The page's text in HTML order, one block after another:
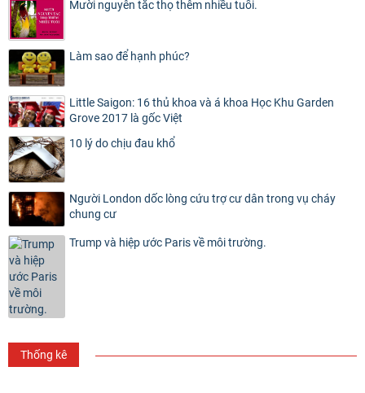
Mười nguyên tắc thọ thêm nhiều tuổi.
Làm sao để hạnh phúc?
Little Saigon: 16 thủ khoa và á khoa Học Khu Garden
Grove 2017 là gốc Việt
10 lý do chịu đau khổ
Người London dốc lòng cứu trợ cư dân trong vụ cháy
chung cư
Trump và hiệp ước Paris về môi trường.
Thống kê